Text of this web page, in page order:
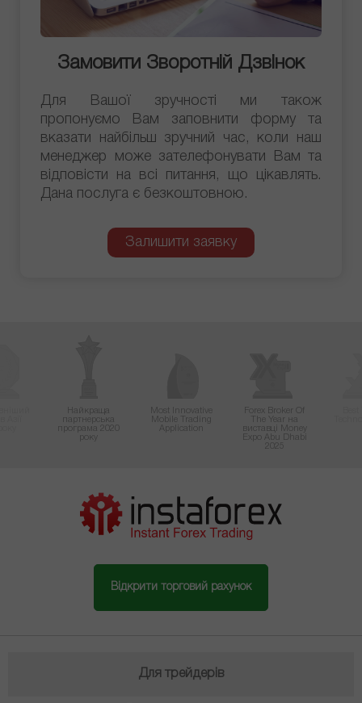
Замовити Зворотній Дзвінок
Для Вашої зручності ми також
пропонуємо Вам заповнити форму та
вказати найбільш зручний час, коли наш
менеджер може зателефонувати Вам та
відповісти на всі питання, що цікавлять.
Дана послуга є безкоштовною.
Залишити заявку
Найкраща
партнерська
програма 2020
року
Most Innovative
Mobile Trading
Application
Forex Broker Of
The Year на
виставці Money
Expo Abu Dhabi
2025
Відкрити торговий рахунок
Для трейдерів